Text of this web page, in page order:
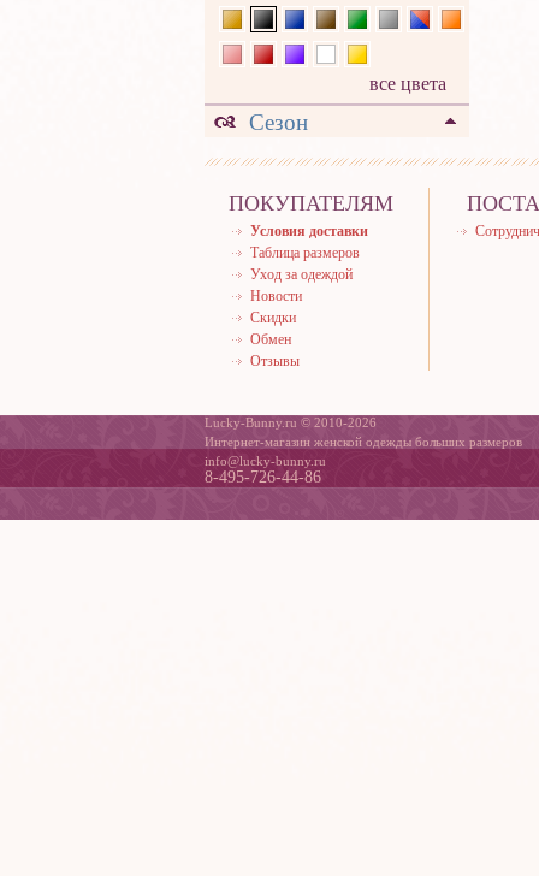
все цвета
Сезон
ПОКУПАТЕЛЯМ
Условия доставки
Таблица размеров
Уход за одеждой
Новости
Скидки
Обмен
Отзывы
Lucky-Bunny.ru © 2010-2026
Интернет-магазин женской одежды больших размеров
info@lucky-bunny.ru
8-495-726-44-86